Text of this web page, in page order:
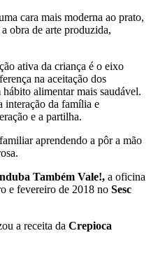
cara mais moderna ao prato,
obra de arte produzida,
ativa da criança é o eixo
na aceitação dos
alimentar mais saudável.
interação da família e
e a partilha.
aprendendo a pôr a mão
Também Vale!, a oficina
e fevereiro de 2018 no Sesc
a receita da Crepioca